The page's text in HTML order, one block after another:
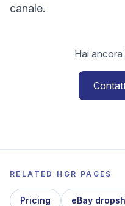
canale.
Hai
RELATED HGR PAGES
Pricing eBay